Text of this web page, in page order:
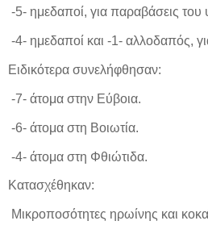
-5- ημεδαποί, για παραβάσεις του
-4- ημεδαποί και -1- αλλοδαπός,
Ειδικότερα συνελήφθησαν:
-7- άτομα στην Εύβοια.
-6- άτομα στη Βοιωτία.
-4- άτομα στη Φθιώτιδα.
Κατασχέθηκαν:
Μικροποσότητες ηρωίνης και